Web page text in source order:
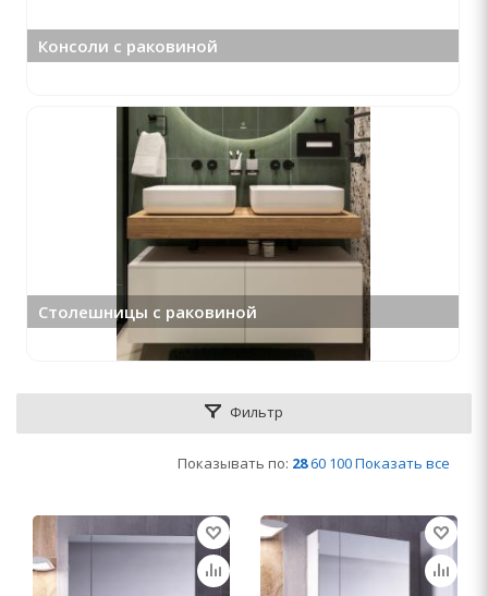
Консоли с раковиной
Столешницы с раковиной
Фильтр
Показывать по: 28 60 100Показать все